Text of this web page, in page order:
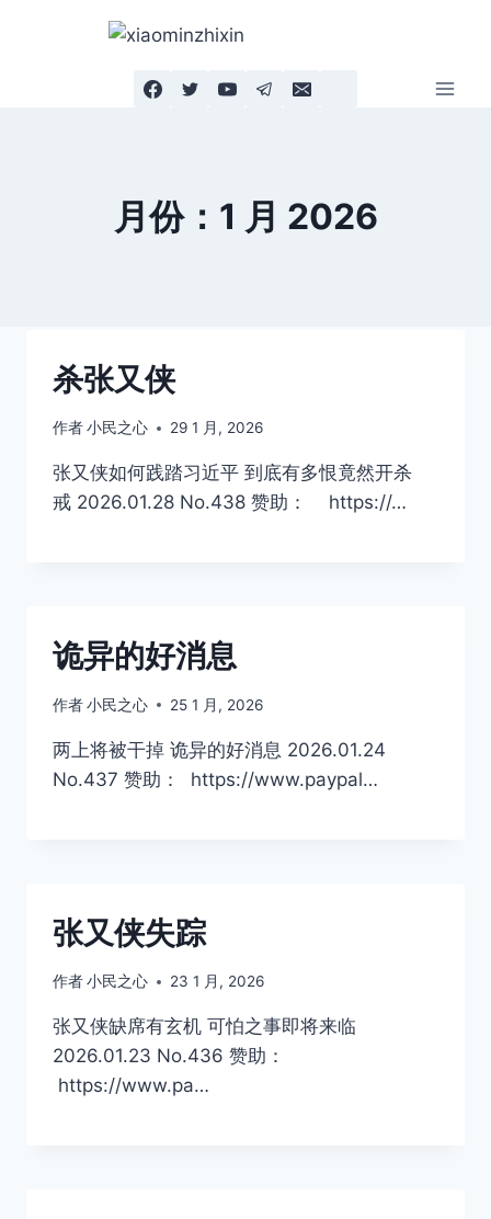
月份：1 月 2026
杀张又侠
作者小民之心 29 1 月, 2026
张又侠如何践踏习近平 到底有多恨竟然开杀
戒 2026.01.28 No.438 赞助： https://…
诡异的好消息
作者小民之心 25 1 月, 2026
两上将被干掉 诡异的好消息 2026.01.24
No.437 赞助： https://www.paypal…
张又侠失踪
作者小民之心 23 1 月, 2026
张又侠缺席有玄机 可怕之事即将来临
2026.01.23 No.436 赞助：
https://www.pa…